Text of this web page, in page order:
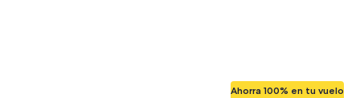
Ahorra 100% en tu vuelo